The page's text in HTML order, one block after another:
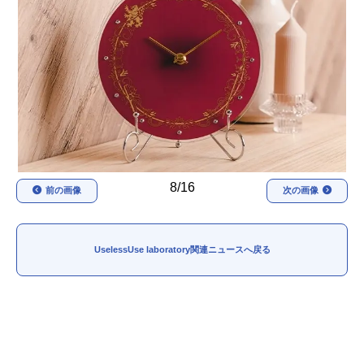
アニメ映画一覧 実写化映画一覧
今期アニメ曜日別一覧
春アニメ 夏アニメ
秋アニメ 冬アニメ
男性声優/女性声優一覧
8/16
前の画像 次の画像
UselessUse laboratory関連ニュースへ戻る